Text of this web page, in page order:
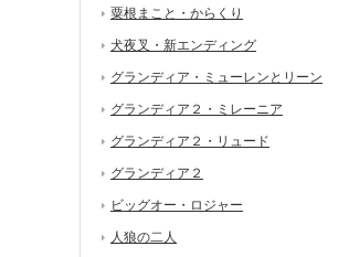
粟根まこと・からくり
犬夜叉・新エンディング
グランディア・ミューレンとリーン
グランディア２・ミレーニア
グランディア２・リュード
グランディア２
ビッグオー・ロジャー
人狼の二人